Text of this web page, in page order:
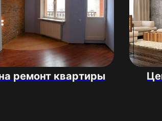
ремонт квартиры